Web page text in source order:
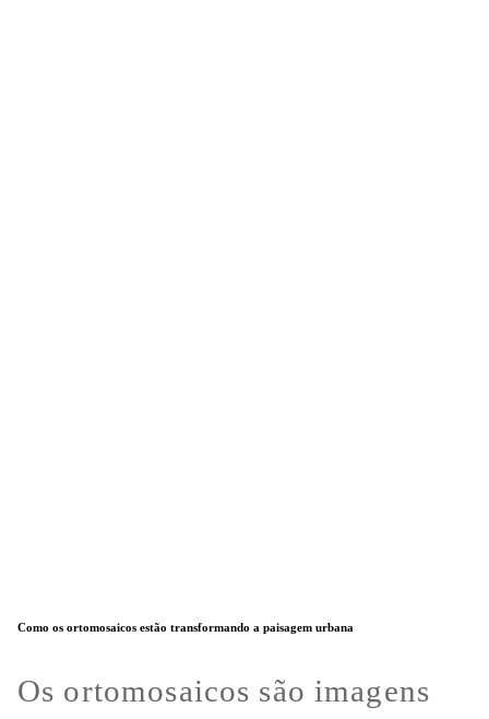
Como os ortomosaicos estão transformando a paisagem urbana
Os ortomosaicos são imagens